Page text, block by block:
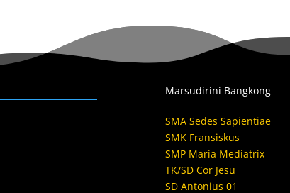
Marsudirini Bangkong
SMA Sedes Sapientiae
SMK Fransiskus
SMP Maria Mediatrix
TK/SD Cor Jesu
SD Antonius 01